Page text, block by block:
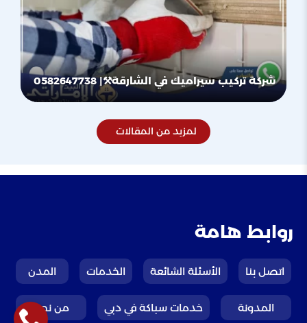
شركة تركيب سيراميك في الشارقة⚒️| 0582647738
لمزيد من المقالات
روابط هامة
اتصل بنا الأسئلة الشائعة الخدمات المدن
المدونة خدمات سباكة في دبي من نحن